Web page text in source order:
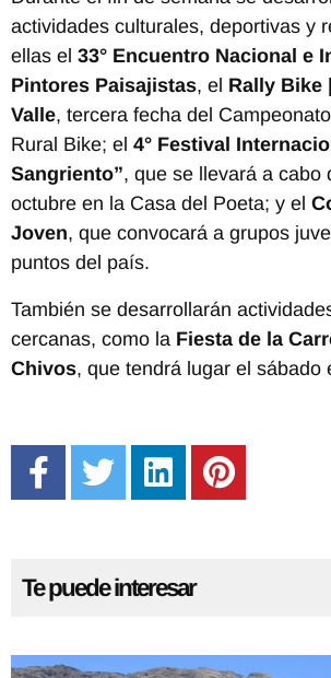
actividades culturales, deportivas y
ellas el 33° Encuentro Nacional e
Pintores Paisajistas, el Rally Bike
Valle, tercera fecha del
Rural Bike; el 4° Festival
Sangriento”, que se llevará a cabo
octubre en la Casa del Poeta; y el
Joven, que convocará a grupos
puntos del país.
También se desarrollarán
cercanas, como la Fiesta de la
Chivos, que tendrá lugar el sábado
Te puede interesar